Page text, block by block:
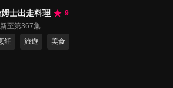
士出走料理
9
至第367集
飪
旅遊 美食